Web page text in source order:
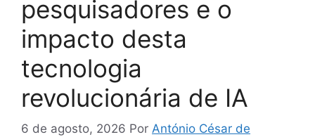
pesquisadores e o
impacto desta
tecnologia
revolucionária de IA
6 de agosto, 2026 Por António César de